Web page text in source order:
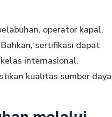
operator kapal,
sertifikasi dapat
internasional.
kualitas sumber daya